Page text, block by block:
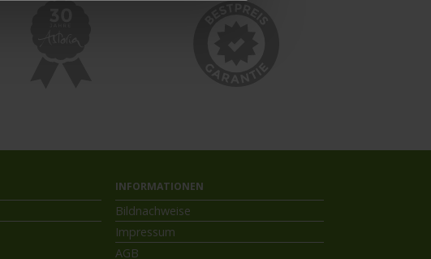
INFORMATIONEN
Bildnachweise
Impressum
AGB